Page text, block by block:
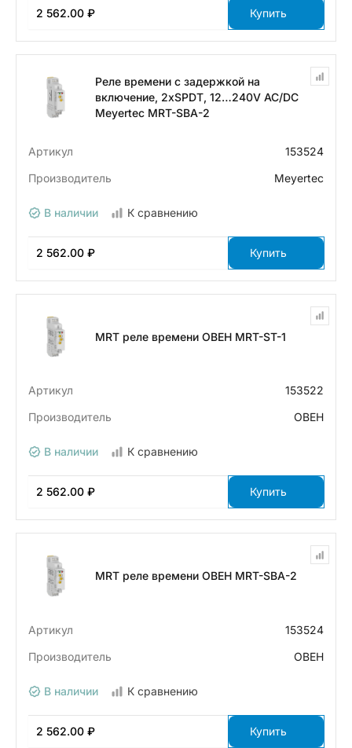
2 562.00 ₽ Купить
Реле времени с задержкой на
включение, 2хSPDT, 12…240V AC/DC
Meyertec MRT-SBA-2
Артикул
153524
Производитель
Meyertec
В наличии К сравнению
2 562.00 ₽ Купить
MRT реле времени ОВЕН MRT-ST-1
Артикул
153522
Производитель
ОВЕН
В наличии К сравнению
2 562.00 ₽ Купить
MRT реле времени ОВЕН MRT-SBA-2
Артикул
153524
Производитель
ОВЕН
В наличии К сравнению
2 562.00 ₽ Купить